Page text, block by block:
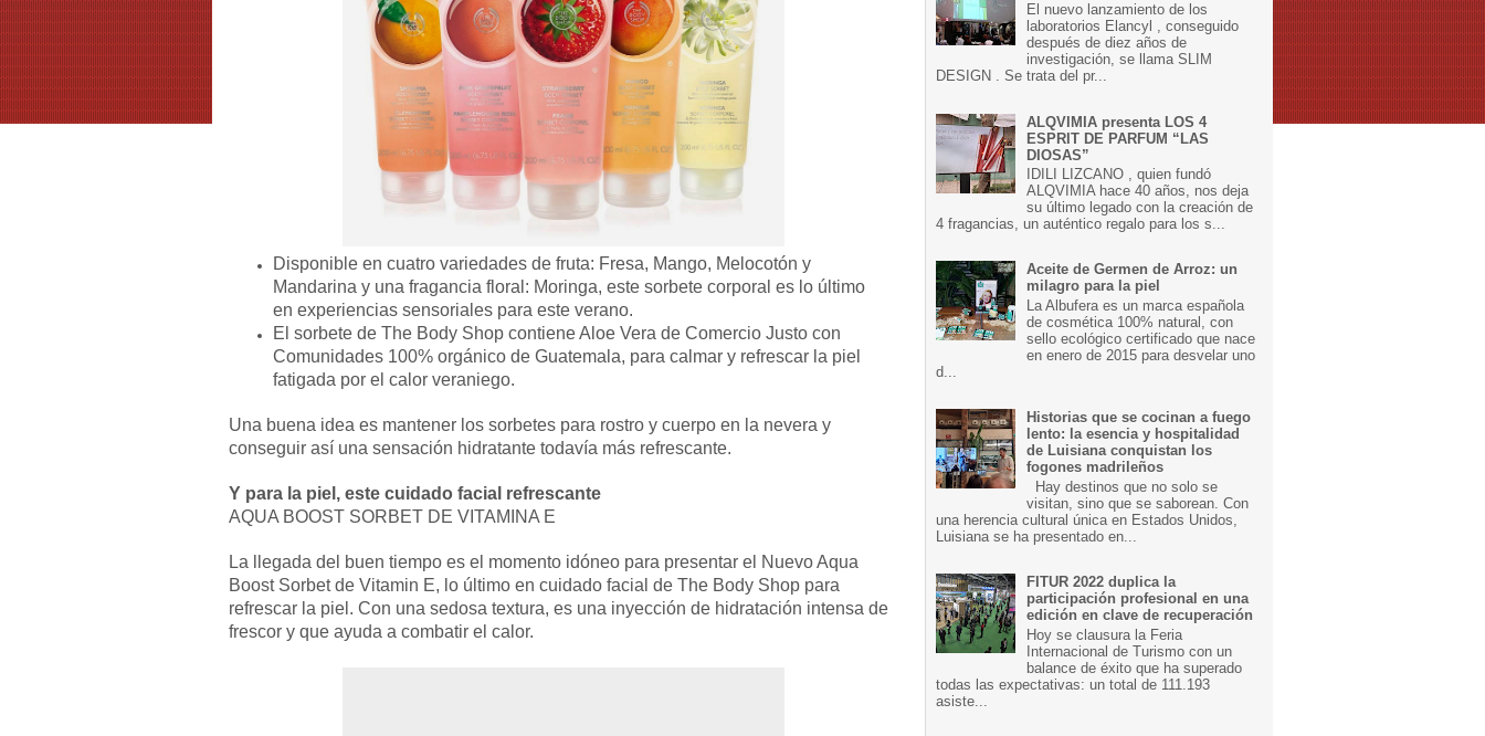
Disponible en cuatro variedades de fruta: Fresa, Mango, Melocotón y
Mandarina y una fragancia floral: Moringa, este sorbete corporal es lo último
en experiencias sensoriales para este verano.
El sorbete de The Body Shop contiene Aloe Vera de Comercio Justo con
Comunidades 100% orgánico de Guatemala, para calmar y refrescar la piel
fatigada por el calor veraniego.
Una buena idea es mantener los sorbetes para rostro y cuerpo en la nevera y
conseguir así una sensación hidratante todavía más refrescante.
Y para la piel, este cuidado facial refrescante
AQUA BOOST SORBET DE VITAMINA E
La llegada del buen tiempo es el momento idóneo para presentar el Nuevo Aqua
Boost Sorbet de Vitamin E, lo último en cuidado facial de The Body Shop para
refrescar la piel. Con una sedosa textura, es una inyección de hidratación intensa de
frescor y que ayuda a combatir el calor.
El nuevo lanzamiento de los
laboratorios Elancyl , conseguido
después de diez años de
investigación, se llama SLIM
DESIGN . Se trata del pr...
ALQVIMIA presenta LOS 4
ESPRIT DE PARFUM “LAS
DIOSAS”
IDILI LIZCANO , quien fundó
ALQVIMIA hace 40 años, nos deja
su último legado con la creación de
4 fragancias, un auténtico regalo para los s...
Aceite de Germen de Arroz: un
milagro para la piel
La Albufera es un marca española
de cosmética 100% natural, con
sello ecológico certificado que nace
en enero de 2015 para desvelar uno
d...
Historias que se cocinan a fuego
lento: la esencia y hospitalidad
de Luisiana conquistan los
fogones madrileños
Hay destinos que no solo se
visitan, sino que se saborean. Con
una herencia cultural única en Estados Unidos,
Luisiana se ha presentado en...
FITUR 2022 duplica la
participación profesional en una
edición en clave de recuperación
Hoy se clausura la Feria
Internacional de Turismo con un
balance de éxito que ha superado
todas las expectativas: un total de 111.193
asiste...